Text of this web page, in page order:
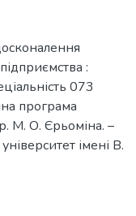
:
073
програма
М. О. Єрьоміна. –
імені В.